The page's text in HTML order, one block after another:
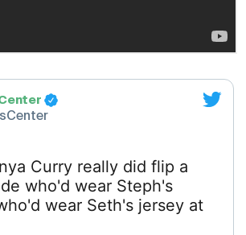
Curry really did flip a
who'd wear Steph's
wear Seth's jersey at